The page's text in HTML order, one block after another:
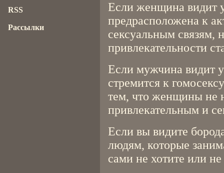
Если женщина видит
предрасположена к
сексуальным связям,
привлекательности
Если мужчина видит
стремится к
тем, что женщины не
привлекательным и
Если вы видите
людям, которые
сами не хотите или
RSS
Рассылки